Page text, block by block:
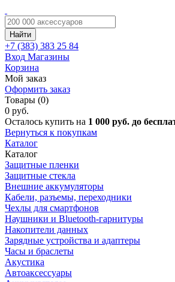
Найти
+7 (383) 383 25 84
Вход Магазины
Корзина
Мой заказ
Оформить заказ
Товары (0)
0 руб.
Осталось купить на 1 000 руб. до
Вернуться к покупкам
Каталог
Каталог
Защитные пленки
Защитные стекла
Внешние аккумуляторы
Кабели, разъемы, переходники
Чехлы для смартфонов
Наушники и Bluetooth-гарнитуры
Накопители данных
Зарядные устройства и адаптеры
Часы и браслеты
Акустика
Автоаксессуары